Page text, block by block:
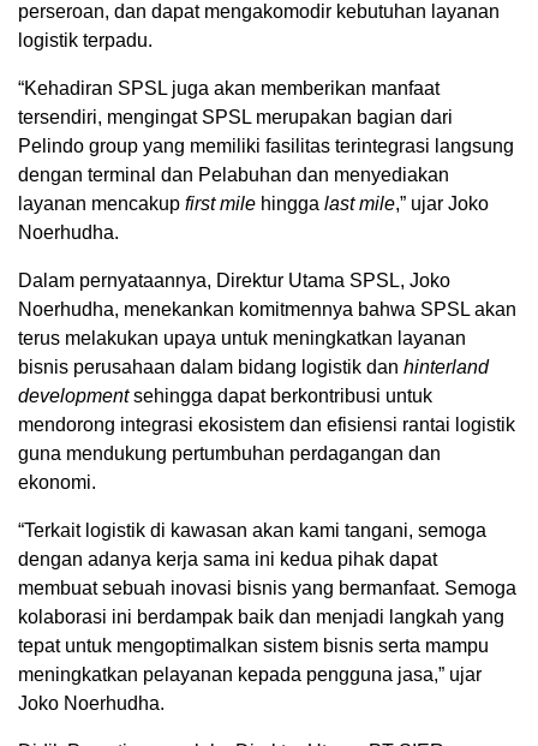
perseroan, dan dapat mengakomodir kebutuhan layanan
logistik terpadu.
“Kehadiran SPSL juga akan memberikan manfaat
tersendiri, mengingat SPSL merupakan bagian dari
Pelindo group yang memiliki fasilitas terintegrasi langsung
dengan terminal dan Pelabuhan dan menyediakan
layanan mencakup first mile hingga last mile,” ujar Joko
Noerhudha.
Dalam pernyataannya, Direktur Utama SPSL, Joko
Noerhudha, menekankan komitmennya bahwa SPSL akan
terus melakukan upaya untuk meningkatkan layanan
bisnis perusahaan dalam bidang logistik dan hinterland
developmentsehingga dapat berkontribusi untuk
mendorong integrasi ekosistem dan efisiensi rantai logistik
guna mendukung pertumbuhan perdagangan dan
ekonomi.
“Terkait logistik di kawasan akan kami tangani, semoga
dengan adanya kerja sama ini kedua pihak dapat
membuat sebuah inovasi bisnis yang bermanfaat. Semoga
kolaborasi ini berdampak baik dan menjadi langkah yang
tepat untuk mengoptimalkan sistem bisnis serta mampu
meningkatkan pelayanan kepada pengguna jasa,” ujar
Joko Noerhudha.